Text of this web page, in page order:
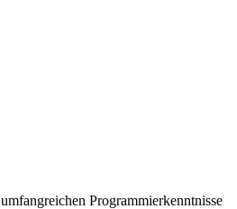
Programmierkenntnisse